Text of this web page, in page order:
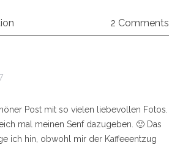
2 Comments
Post mit so vielen liebevollen Fotos.
mal meinen Senf dazugeben. 🙂 Das
ich hin, obwohl mir der Kaffeeentzug